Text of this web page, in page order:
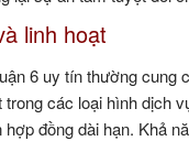
linh hoạt
6 uy tín thường cung
các loại hình dịch
đồng dài hạn. Khả